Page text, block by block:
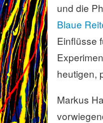
und die
Blaue
Einflüsse
heutigen,
Markus